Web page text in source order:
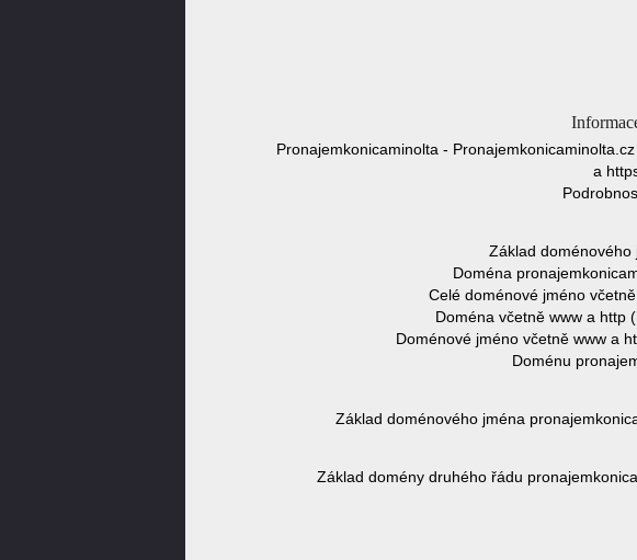
Pronajemkonicaminolta -
a
Základ doménového
Doména
Celé doménové jméno
Doména včetně www a http
Doménové jméno včetně www a
Doménu
Základ doménového jména
Základ domény druhého řádu